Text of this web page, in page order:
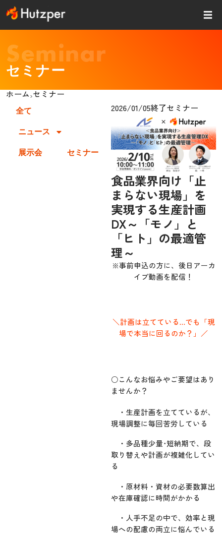
容
を
キッSeminar
セミナー
ホーム›セミナー
全て
ニュース
展示会 セミナー
2026/01/05終了セミナー
食品業界向け「止
まらない現場」を
実現する生産計画
DX～「モノ」と
「ヒト」の最適管
理～
※事前申込の方に、後日アーカ
イブ動画を配信！
＼計画は立てている…でも「現
場で本当に回るのか？」／
○こんなお悩みやご要望はあり
ませんか？
・生産計画を立てているが、
現場調整に毎回苦労している
・多品種少量･短納期で、段
取り替えや計画が複雑化してい
る
・原材料・資材の必要数算出
や在庫確認に時間がかかる
・人手不足の中で、効率と現
場への配慮の両立に悩んでいる